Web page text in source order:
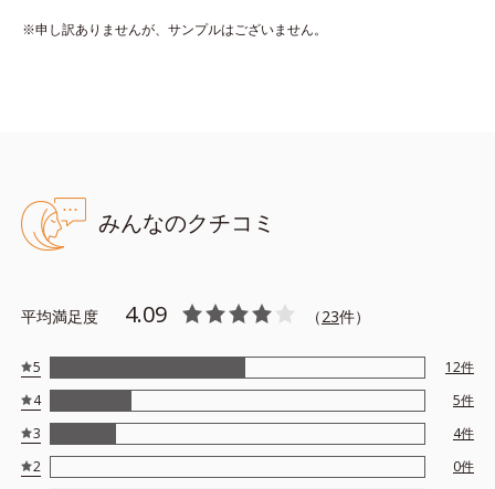
●無香料、無着色 ●酸化しやすい油分不使用
うわけではありません。）
※1 センブリエキス、ビワ葉エキス、カミツレ花エキス ※2 加
※アレルギーテスト済＝全ての方にアレルギーが起こらないという
ことではありません。
※申し訳ありませんが、サンプルはございません。
みんなのクチコミ
平均満足度 4.09 （23件）
5 12件
4
5件
3
4件
2
0件